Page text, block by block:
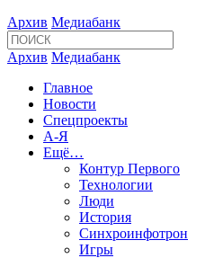
Архив Медиабанк
Архив Медиабанк
Главное
Новости
Спецпроекты
А-Я
Ещё…
Контур Первого
Технологии
Люди
История
Синхроинфотрон
Игры